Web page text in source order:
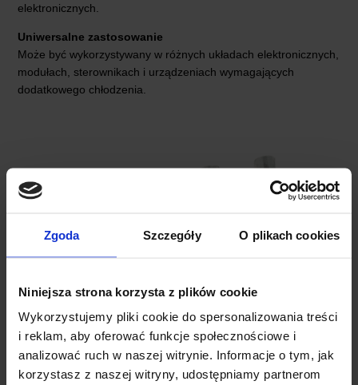
Zgoda Szczegóły O plikach cookies
Niniejsza strona korzysta z plików cookie
Wykorzystujemy pliki cookie do spersonalizowania treści
i reklam, aby oferować funkcje społecznościowe i
analizować ruch w naszej witrynie. Informacje o tym, jak
korzystasz z naszej witryny, udostępniamy partnerom
elektronicznych.
Uniwersalne zastosowanie
Może być wykorzystywany w różnych układach elektronicznych,
modułach, sterownikach i urządzeniach wymagających
dodatkowego chłodzenia.